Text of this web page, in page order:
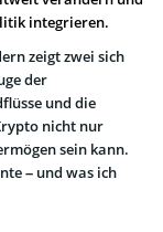
integrieren.
zeigt zwei sich
der
und die
nicht nur
sein kann.
– und was ich